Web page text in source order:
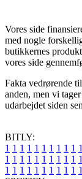
Vores side
med nogle
butikkernes
vores side
Fakta vedrørende
anden, men vi
udarbejdet siden
BITLY:
1 1 1 1 1 1 1 1 1 1 1
1 1 1 1 1 1 1 1 1 1 1
1 1 1 1 1 1 1 1 1 1 1